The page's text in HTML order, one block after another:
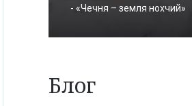
- «Чечня – земля нохчий»
Блог